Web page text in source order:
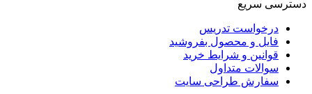
سریع
درخواست تدریس
فایل و محصول بفروشید
قوانین و شرایط خرید
سوالات متداول
سفارش طراحی سایت